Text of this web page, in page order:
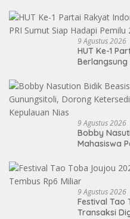
9 Agustus 2026
HUT Ke-1
Berlangsung
9 Agustus 2026
Bobby
Mahasiswa
Kepulauan
9 Agustus 2026
Festival Tao
Transaksi